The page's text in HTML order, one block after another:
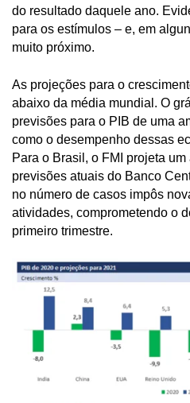
do resultado daquele ano.
para os estímulos – e, em
muito próximo.
As projeções para o
abaixo da média mundial. O
previsões para o PIB de uma
como o desempenho dessas
Para o Brasil, o FMI projeta
previsões atuais do Banco
no número de casos impôs
atividades, comprometendo o
primeiro trimestre.